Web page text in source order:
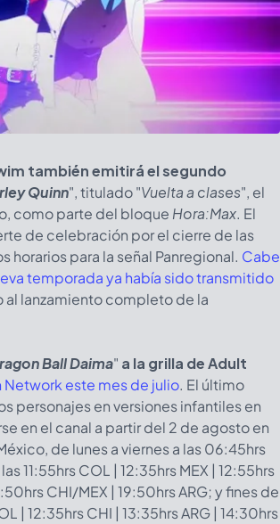
también emitirá el segundo
Quinn", titulado "Vuelta a clases", el
como parte del bloque Hora:Max. El
de celebración por el cierre de las
horarios para la señal Panregional. Cabe
temporada ya había sido transmitido
al lanzamiento completo de la
Ball Daima" a la grilla de Adult
este mes de julio. El último
personajes en versiones infantiles en
en el canal a partir del 2 de agosto en
de lunes a viernes a las 06:45hrs
11:55hrs COL | 12:35hrs MEX | 12:55hrs
CHI/MEX | 19:50hrs ARG; y fines de
| 12:35hrs CHI | 13:35hrs ARG | 14:30hrs